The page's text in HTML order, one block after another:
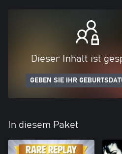
Dieser Inhalt ist
GEBEN SIE IHR
In diesem Paket